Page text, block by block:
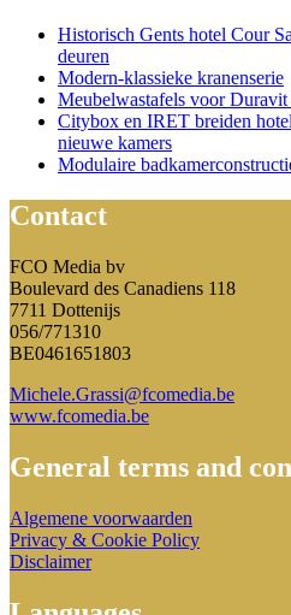
Historisch Gents hotel Cour
deuren
Modern-klassieke kranenserie
Meubelwastafels voor
Citybox en IRET breiden
nieuwe kamers
Modulaire
Contact
FCO Media bv
Boulevard des Canadiens 118
7711 Dottenijs
056/771310
BE0461651803
Michele.Grassi@fcomedia.be
www.fcomedia.be
General terms and
Algemene voorwaarden
Privacy & Cookie Policy
Disclaimer